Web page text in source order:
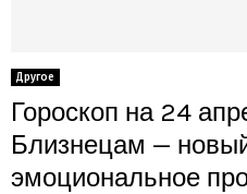
Другое
Гороскоп на 24
Близнецам —
эмоциональное